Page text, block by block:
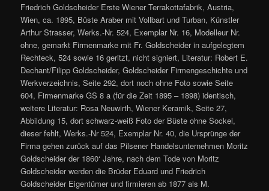
Friedrich Goldscheider Erste Wiener Terrakottafabrik, Austria,
Wien, ca. 1895, Büste Araber mit Vollbart und Turban, Künstler
Arthur Strasser, Werks.-Nr. 524, Exemplar Nr. 16, Modelleur Nr.
ohne, gemarkt Firmenmarke mit Fr. Goldscheider in aufgelegtem
Rechteck, 524 sowie 16 geritzt, nicht signiert, Literatur: Robert E.
Dechant/Filipp Goldscheider, Goldscheider Firmengeschichte und
Werkverzeichnis, Seite 292, dort noch ohne Foto sowie Seite
604, Firmenmarke GS 8 a (für die Zeit 1895 – 1898) identisch,
weitere Literatur: Rosa Neuwirth, Wiener Keramik, Seite 27,
Abbildung 15, dort schwarz-weiß Foto der Büste ohne Sockel,
dieser fehlt, Werks.-Nr 524, Exemplar Nr. 40, die Ursprünge der
Firma gehen zurück auf das Pilsener Handelsunternehmen Moritz
Goldscheider der 1860‘ Jahre, nach dem Tode von Moritz
Goldscheider werden die Brüder Eduard und Friedrich
Goldscheider Eigentümer und firmieren ab 1877 als M.